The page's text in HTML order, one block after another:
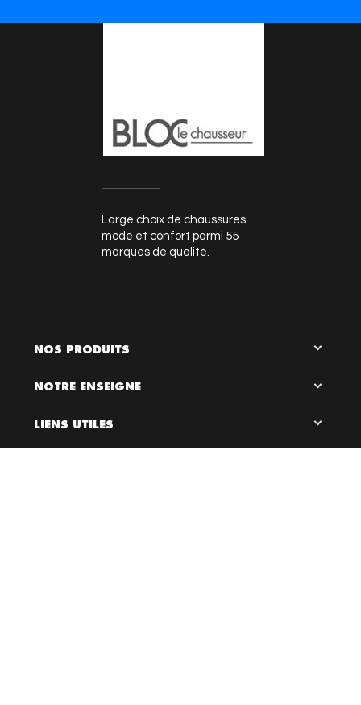
Large choix de chaussures
mode et confort parmi 55
marques de qualité.
NOS PRODUITS
NOTRE ENSEIGNE
LIENS UTILES